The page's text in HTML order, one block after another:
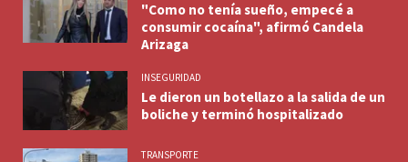
"Como no tenía sueño, empecé a
consumir cocaína", afirmó Candela
Arizaga
INSEGURIDAD
Le dieron un botellazo a la salida de un
boliche y terminó hospitalizado
TRANSPORTE